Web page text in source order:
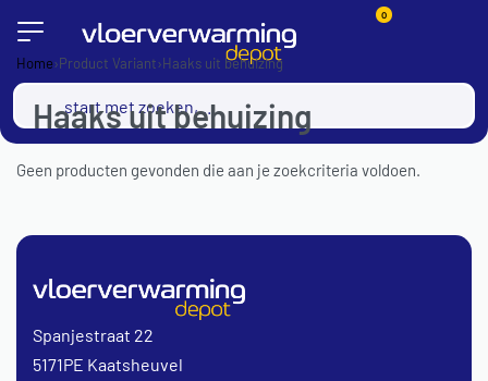
0
Home›Product Variant›Haaks uit behuizing
Haaks uit behuizing
Geen producten gevonden die aan je zoekcriteria voldoen.
Spanjestraat 22
5171PE Kaatsheuvel